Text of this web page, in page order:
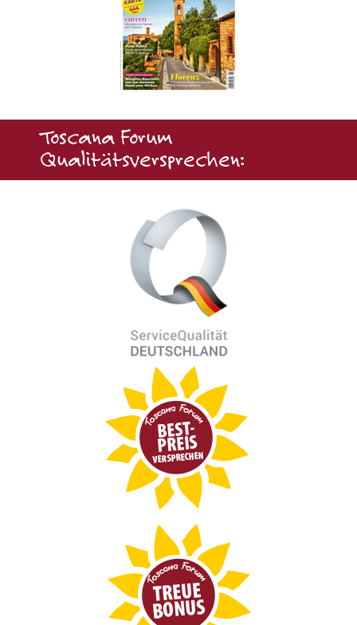
Toscana Forum
Qualitätsversprechen: